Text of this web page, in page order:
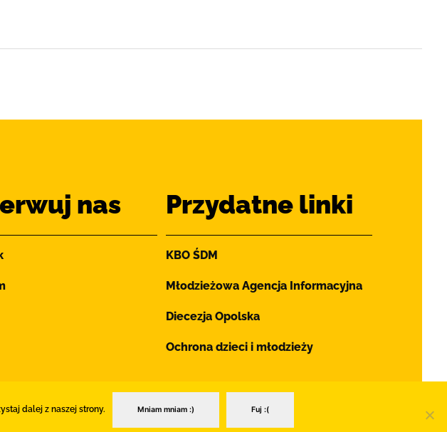
nas Przydatne linki
KBO ŚDM
Młodzieżowa Agencja Informacyjna
Diecezja Opolska
Ochrona dzieci i młodzieży
dalej z naszej strony. Mniam mniam :) Fuj :(